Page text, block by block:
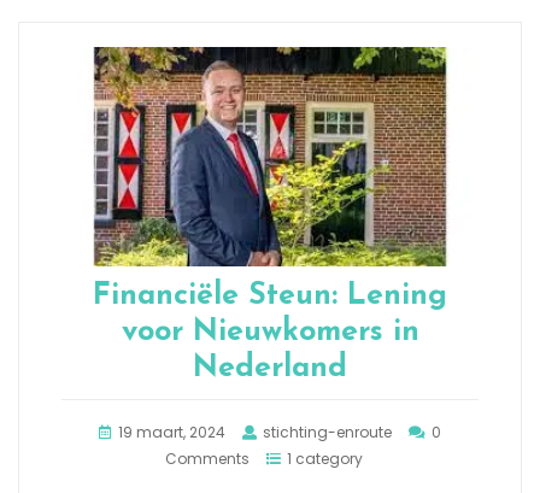
Financiële Steun: Lening
voor Nieuwkomers in
Nederland
19 maart, 2024 stichting-enroute
0
Comments
1 category